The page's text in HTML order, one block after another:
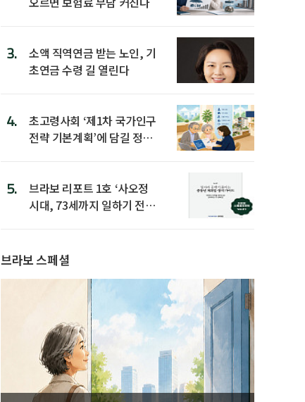
3.
소액 직역연금 받는 노인, 기
초연금 수령 길 열린다
4.
초고령사회 ‘제1차 국가인구
전략 기본계획’에 담길 정책
5.
브라보 리포트 1호 ‘사오정
시대, 73세까지 일하기 전략’
브라보 스페셜